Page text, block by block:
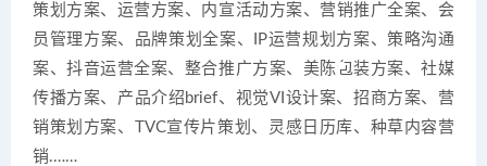
策划方案、运营方案、内宣活动方案、营销推广全案、会
员管理方案、品牌策划全案、IP运营规划方案、策略沟通
案、抖音运营全案、整合推广方案、美陈包装方案、社媒
传播方案、产品介绍brief、视觉VI设计案、招商方案、营
销策划方案、TVC宣传片策划、灵感日历库、种草内容营
销.……